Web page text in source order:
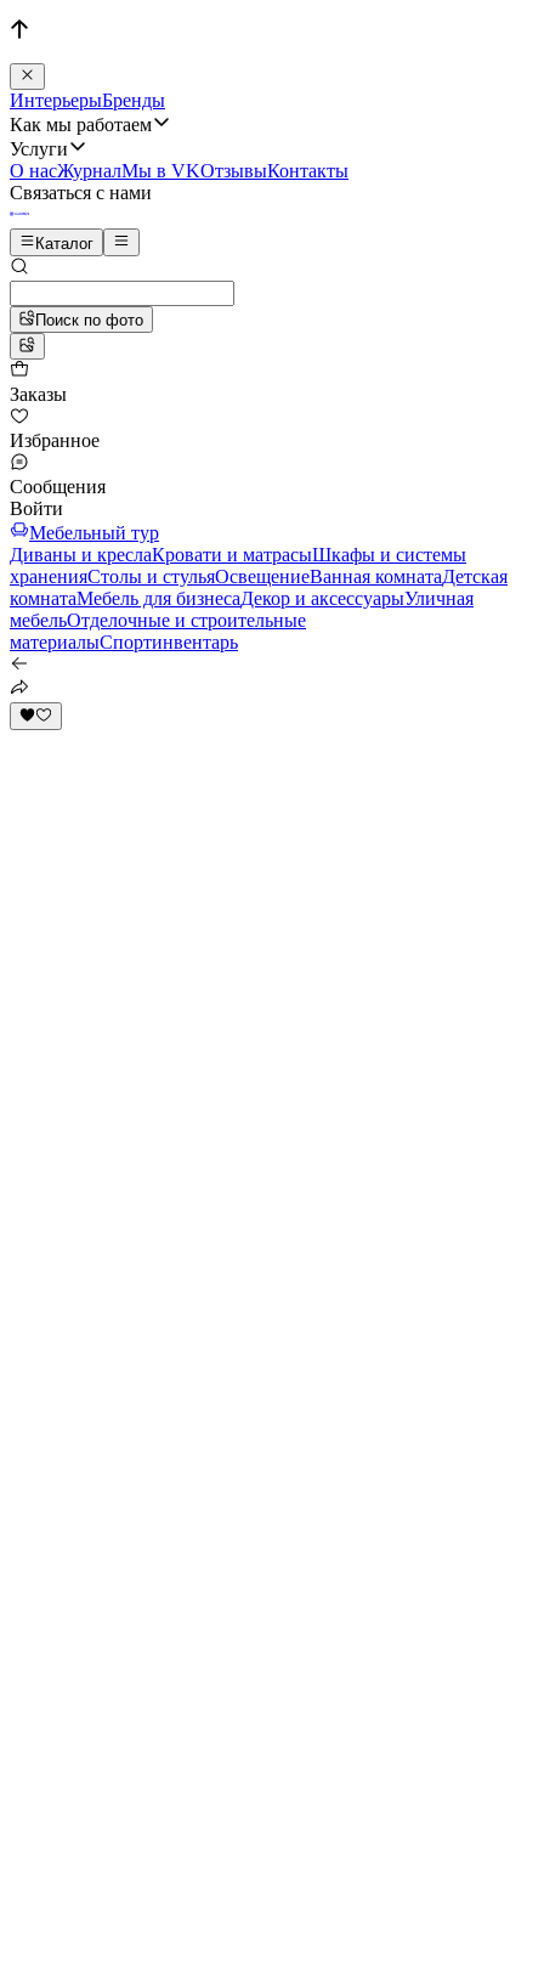
ИнтерьерыБренды
Как мы работаем
Услуги
О насЖурналМы в VKОтзывыКонтакты
Связаться с нами
Каталог
Поиск по фото
Заказы
Избранное
Сообщения
Войти
Мебельный тур
Диваны и креслаКровати и матрасыШкафы и системы
храненияСтолы и стульяОсвещениеВанная комнатаДетская
комнатаМебель для бизнесаДекор и аксессуарыУличная
мебельОтделочные и строительные
материалыСпортинвентарь